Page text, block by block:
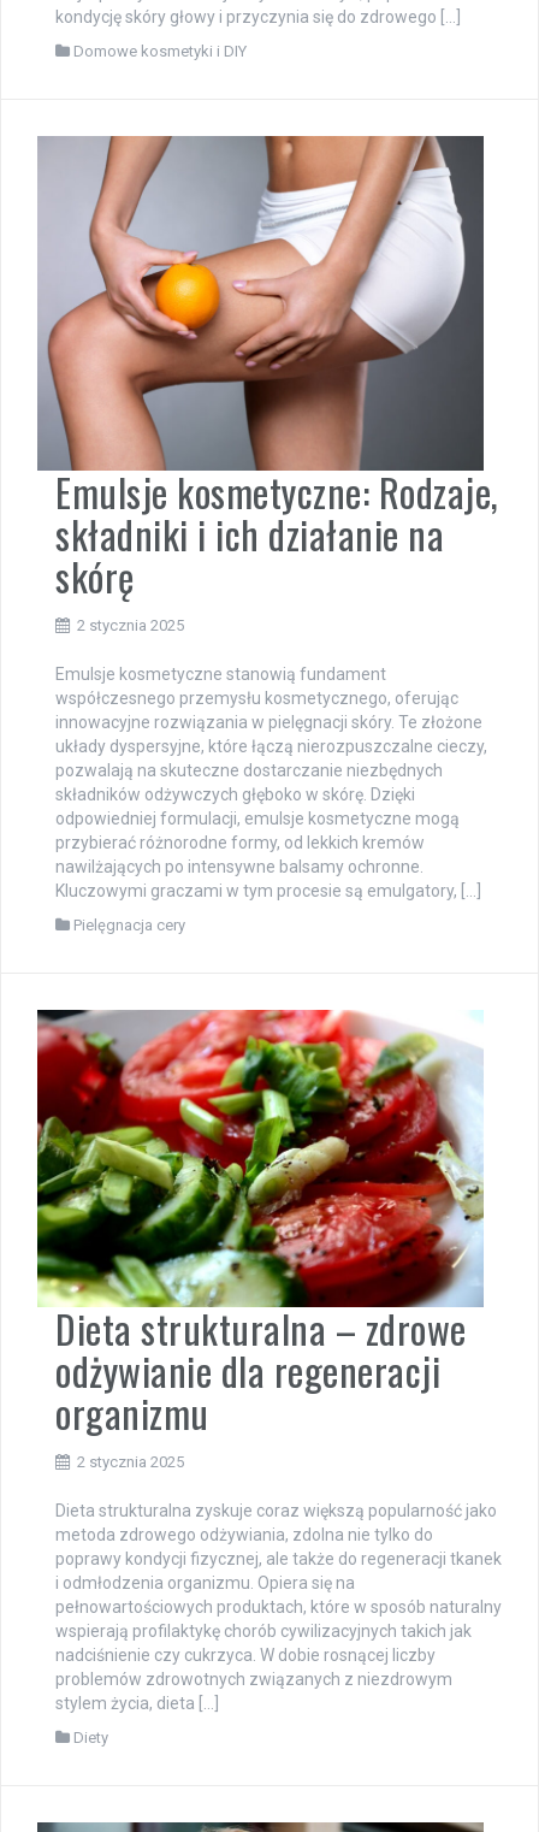
kondycję skóry głowy i przyczynia się do zdrowego […]
Domowe kosmetyki i DIY
Emulsje kosmetyczne: Rodzaje,
składniki i ich działanie na
skórę
2 stycznia 2025
Emulsje kosmetyczne stanowią fundament
współczesnego przemysłu kosmetycznego, oferując
innowacyjne rozwiązania w pielęgnacji skóry. Te złożone
układy dyspersyjne, które łączą nierozpuszczalne cieczy,
pozwalają na skuteczne dostarczanie niezbędnych
składników odżywczych głęboko w skórę. Dzięki
odpowiedniej formulacji, emulsje kosmetyczne mogą
przybierać różnorodne formy, od lekkich kremów
nawilżających po intensywne balsamy ochronne.
Kluczowymi graczami w tym procesie są emulgatory, […]
Pielęgnacja cery
Dieta strukturalna – zdrowe
odżywianie dla regeneracji
organizmu
2 stycznia 2025
Dieta strukturalna zyskuje coraz większą popularność jako
metoda zdrowego odżywiania, zdolna nie tylko do
poprawy kondycji fizycznej, ale także do regeneracji tkanek
i odmłodzenia organizmu. Opiera się na
pełnowartościowych produktach, które w sposób naturalny
wspierają profilaktykę chorób cywilizacyjnych takich jak
nadciśnienie czy cukrzyca. W dobie rosnącej liczby
problemów zdrowotnych związanych z niezdrowym
stylem życia, dieta […]
Diety